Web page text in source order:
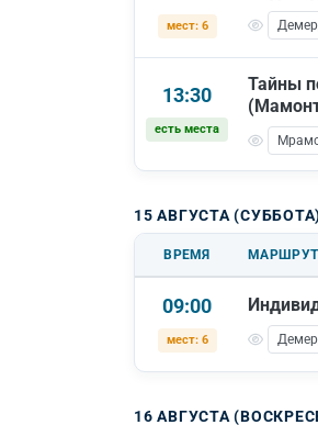
мест: 6
13:30
есть места
Тайны
15 АВГУСТА
ВРЕМЯ МАРШРУТ
09:00
мест: 6
16 АВГУСТА